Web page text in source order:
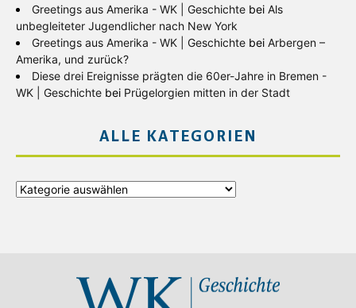
Greetings aus Amerika - WK | Geschichte bei Als
unbegleiteter Jugendlicher nach New York
Greetings aus Amerika - WK | Geschichte bei Arbergen –
Amerika, und zurück?
Diese drei Ereignisse prägten die 60er-Jahre in Bremen -
WK | Geschichte bei Prügelorgien mitten in der Stadt
ALLE KATEGORIEN
Alle